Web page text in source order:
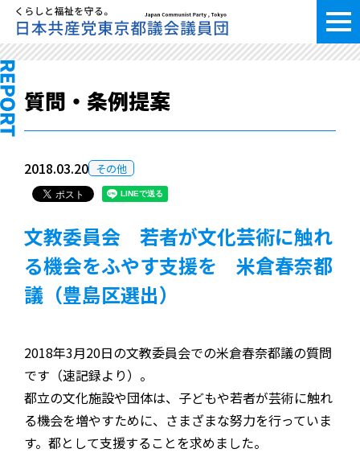
質問・条例提案
2018.03.20 その他
文教委員会 若者が文化芸術に触れ
る機会をふやす支援を 米倉春奈都
議（豊島区選出）
2018年3月20日の文教委員会での米倉春奈都議の質問
です（速記録より）。
都立の文化施設や団体は、子どもや若者が芸術に触れ
る機会を増やすために、さまざまな努力を行っていま
す。都として支援することを求めました。